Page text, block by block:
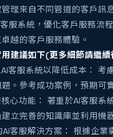
理來自不同管道的客戶訊
服系統，優化客戶服務流
越的客戶服務體驗。
建議如下(更多細節請繼
客服系統以降低成本：
。參考成功案例，預期可
心功能： 著重於AI客服
立完善的知識庫並利用機
客服解決方案： 根據企